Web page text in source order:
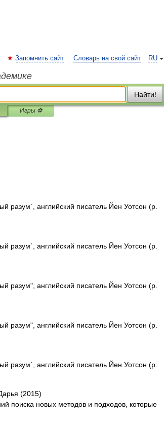
RU
Запомнить сайт Словарь на свой сайт
Найти!
Игры ⚽
разум`, английский писатель Йен Уотсон (р.
разум`, английский писатель Йен Уотсон (р.
разум", английский писатель Йен Уотсон (р.
разум", английский писатель Йен Уотсон (р.
разум`, английский писатель Йен Уотсон (р.
(2015)
поиска новых методов и подходов, которые